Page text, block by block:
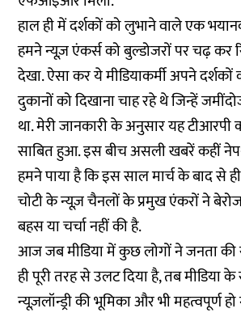
हाल ही में दर्शकों को लुभाने वाले एक
हमने न्यूज़ एंकर्स को बुल्डोजरों पर चढ़ कर
देखा. ऐसा कर ये मीडियाकर्मी अपने
दुकानों को दिखाना चाह रहे थे जिन्हें
था. मेरी जानकारी के अनुसार यह
साबित हुआ. इस बीच असली खबरें कहीं
हमने पाया है कि इस साल मार्च के बाद से
चोटी के न्यूज़ चैनलों के प्रमुख एंकरों ने
बहस या चर्चा नहीं कीहै.
आज जब मीडिया में कुछ लोगों ने जनता की
ही पूरी तरह से उलट दिया है, तब मीडिया
न्यूज़लॉन्ड्री की भूमिका और भी महत्वपूर्ण